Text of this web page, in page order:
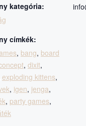
kategória:
címkék:
, bang, board
, dixit,
exploding kittens,
, igen, jenga,
, party games,